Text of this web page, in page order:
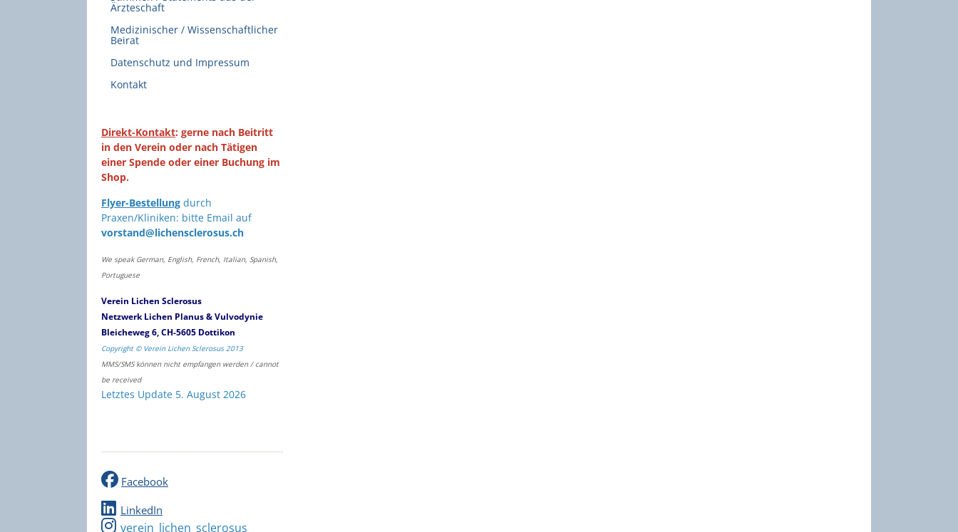
Ärzteschaft
Medizinischer / Wissenschaftlicher
Beirat
Datenschutz und Impressum
Kontakt
Direkt-Kontakt: gerne nach Beitritt
in den Verein oder nach Tätigen
einer Spende oder einer Buchung im
Shop.
Flyer-Bestellung durch
Praxen/Kliniken: bitte Email auf
vorstand@lichensclerosus.ch
We speak German, English, French, Italian, Spanish,
Portuguese
Verein Lichen Sclerosus
Netzwerk Lichen Planus & Vulvodynie
Bleicheweg 6, CH-5605 Dottikon
Copyright © Verein Lichen Sclerosus 2013
MMS/SMS können nicht empfangen werden / cannot
be received
Letztes Update 5. August 2026
Facebook
LinkedIn
verein_lichen_sclerosus